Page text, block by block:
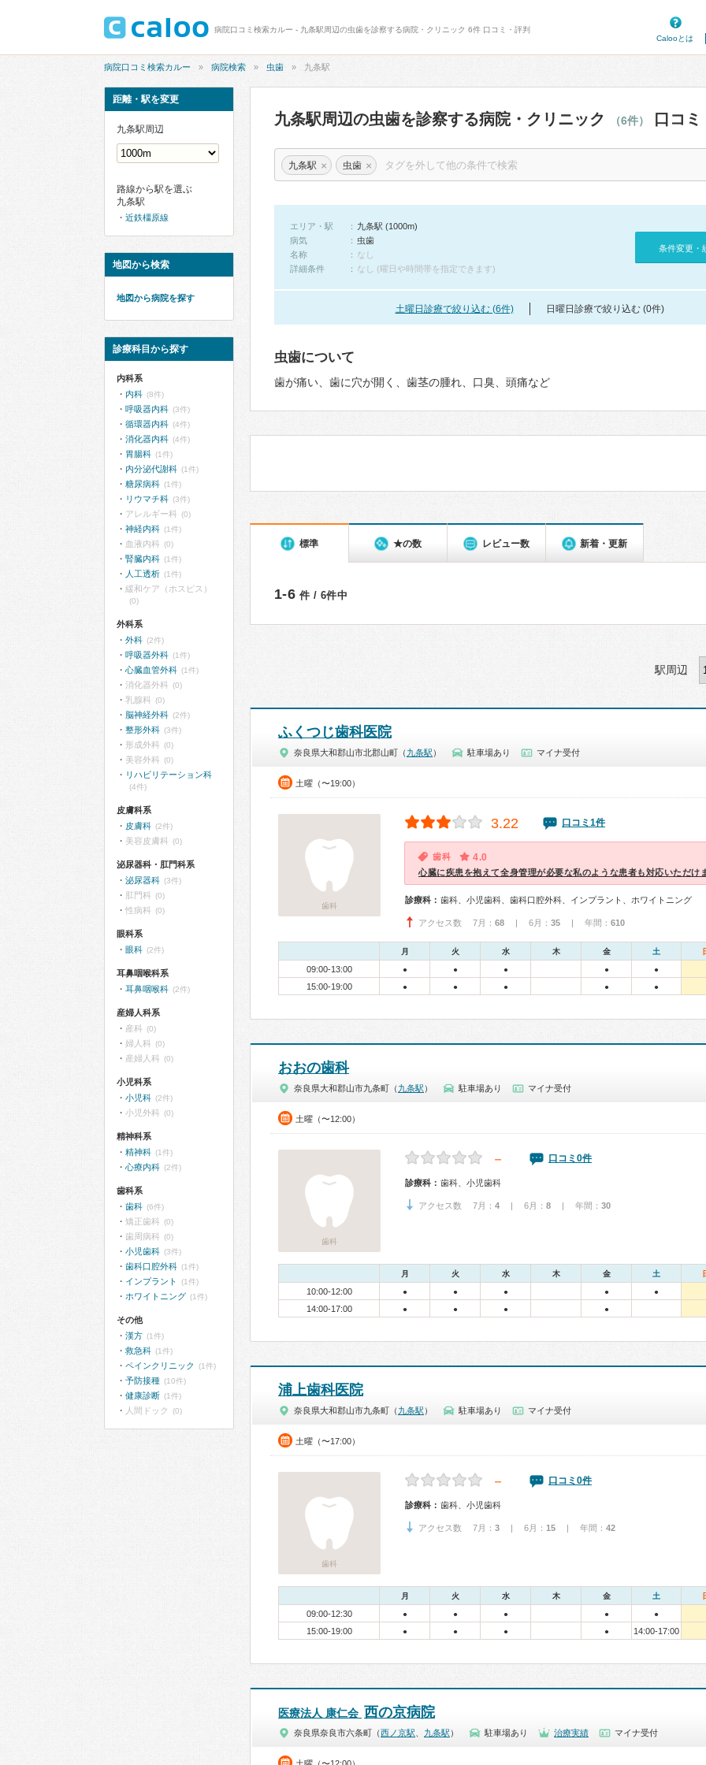
病院口コミ検索カルー - 九条駅周辺の虫歯を診察する病院・クリニック 6件 口コミ・評判
Calooとは
病院口コミ検索カルー 病院検索 虫歯 九条駅
九条駅周辺の虫歯を診察する病院・クリニック （6件） 口コ
九条駅 × 虫歯 ×
エリア・駅
九条駅 (1000m)
病気
虫歯
名称
なし
詳細条件
なし (曜日や時間帯を指定できます)
条件変更・
土曜日診療で絞り込む (6件) 日曜日診療で絞り込む (0件)
虫歯について
歯が痛い、歯に穴が開く、歯茎の腫れ、口臭、頭痛など
標準 ★の数 レビュー数 新着・更新
1-6 件 / 6件中
駅周辺
ふくつじ歯科医院
奈良県大和郡山市北郡山町（ 九条駅 ） 駐車場あり マイナ受付
土曜（〜19:00）
歯科
3.22 口コミ1件
歯科 4.0
心臓に疾患を抱えて全身管理が必要な私のような患者も対応いただけ
診療科： 歯科、小児歯科、歯科口腔外科、インプラント、ホワイトニング
アクセス数 7月： 68 | 6月： 35 | 年間： 610
月 火 水 木 金 土
09:00-13:00 ● ● ● ● ●
15:00-19:00 ● ● ● ● ●
おおの歯科
奈良県大和郡山市九条町（ 九条駅 ） 駐車場あり マイナ受付
土曜（〜12:00）
歯科
－ 口コミ0件
診療科： 歯科、小児歯科
アクセス数 7月： 4 | 6月： 8 | 年間： 30
月 火 水 木 金 土
10:00-12:00 ● ● ● ● ●
14:00-17:00 ● ● ● ●
浦上歯科医院
奈良県大和郡山市九条町（ 九条駅 ） 駐車場あり マイナ受付
土曜（〜17:00）
歯科
－ 口コミ0件
診療科： 歯科、小児歯科
アクセス数 7月： 3 | 6月： 15 | 年間： 42
月 火 水 木 金 土
09:00-12:30 ● ● ● ● ●
15:00-19:00 ● ● ● ● 14:00-17:00
医療法人 康仁会 西の京病院
奈良県奈良市六条町（西ノ京駅 九条駅 ） 駐車場あり 治療実績 マイナ受付
距離・駅を変更
九条駅周辺
路線から駅を選ぶ
九条駅
近鉄橿原線
地図から検索
地図から病院を探す
診療科目から探す
内科系
内科 (8件)
呼吸器内科 (3件)
循環器内科 (4件)
消化器内科 (4件)
胃腸科 (1件)
内分泌代謝科 (1件)
糖尿病科 (1件)
リウマチ科 (3件)
アレルギー科 (0)
神経内科 (1件)
血液内科 (0)
腎臓内科 (1件)
人工透析 (1件)
緩和ケア（ホスピス）
(0)
外科系
外科 (2件)
呼吸器外科 (1件)
心臓血管外科 (1件)
消化器外科 (0)
乳腺科 (0)
脳神経外科 (2件)
整形外科 (3件)
形成外科 (0)
美容外科 (0)
リハビリテーション科
(4件)
皮膚科系
皮膚科 (2件)
美容皮膚科 (0)
泌尿器科・肛門科系
泌尿器科 (3件)
肛門科 (0)
性病科 (0)
眼科系
眼科 (2件)
耳鼻咽喉科系
耳鼻咽喉科 (2件)
産婦人科系
産科 (0)
婦人科 (0)
産婦人科 (0)
小児科系
小児科 (2件)
小児外科 (0)
精神科系
精神科 (1件)
心療内科 (2件)
歯科系
歯科 (6件)
矯正歯科 (0)
歯周病科 (0)
小児歯科 (3件)
歯科口腔外科 (1件)
インプラント (1件)
ホワイトニング (1件)
その他
漢方 (1件)
救急科 (1件)
ペインクリニック (1件)
予防接種 (10件)
健康診断 (1件)
人間ドック (0)